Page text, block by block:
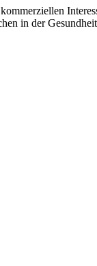
in der